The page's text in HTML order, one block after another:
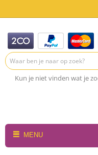
Kun je niet vinden wat je
MENU